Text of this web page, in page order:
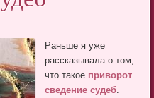
Раньше я уже
рассказывала о том,
что такое приворот
сведение судеб